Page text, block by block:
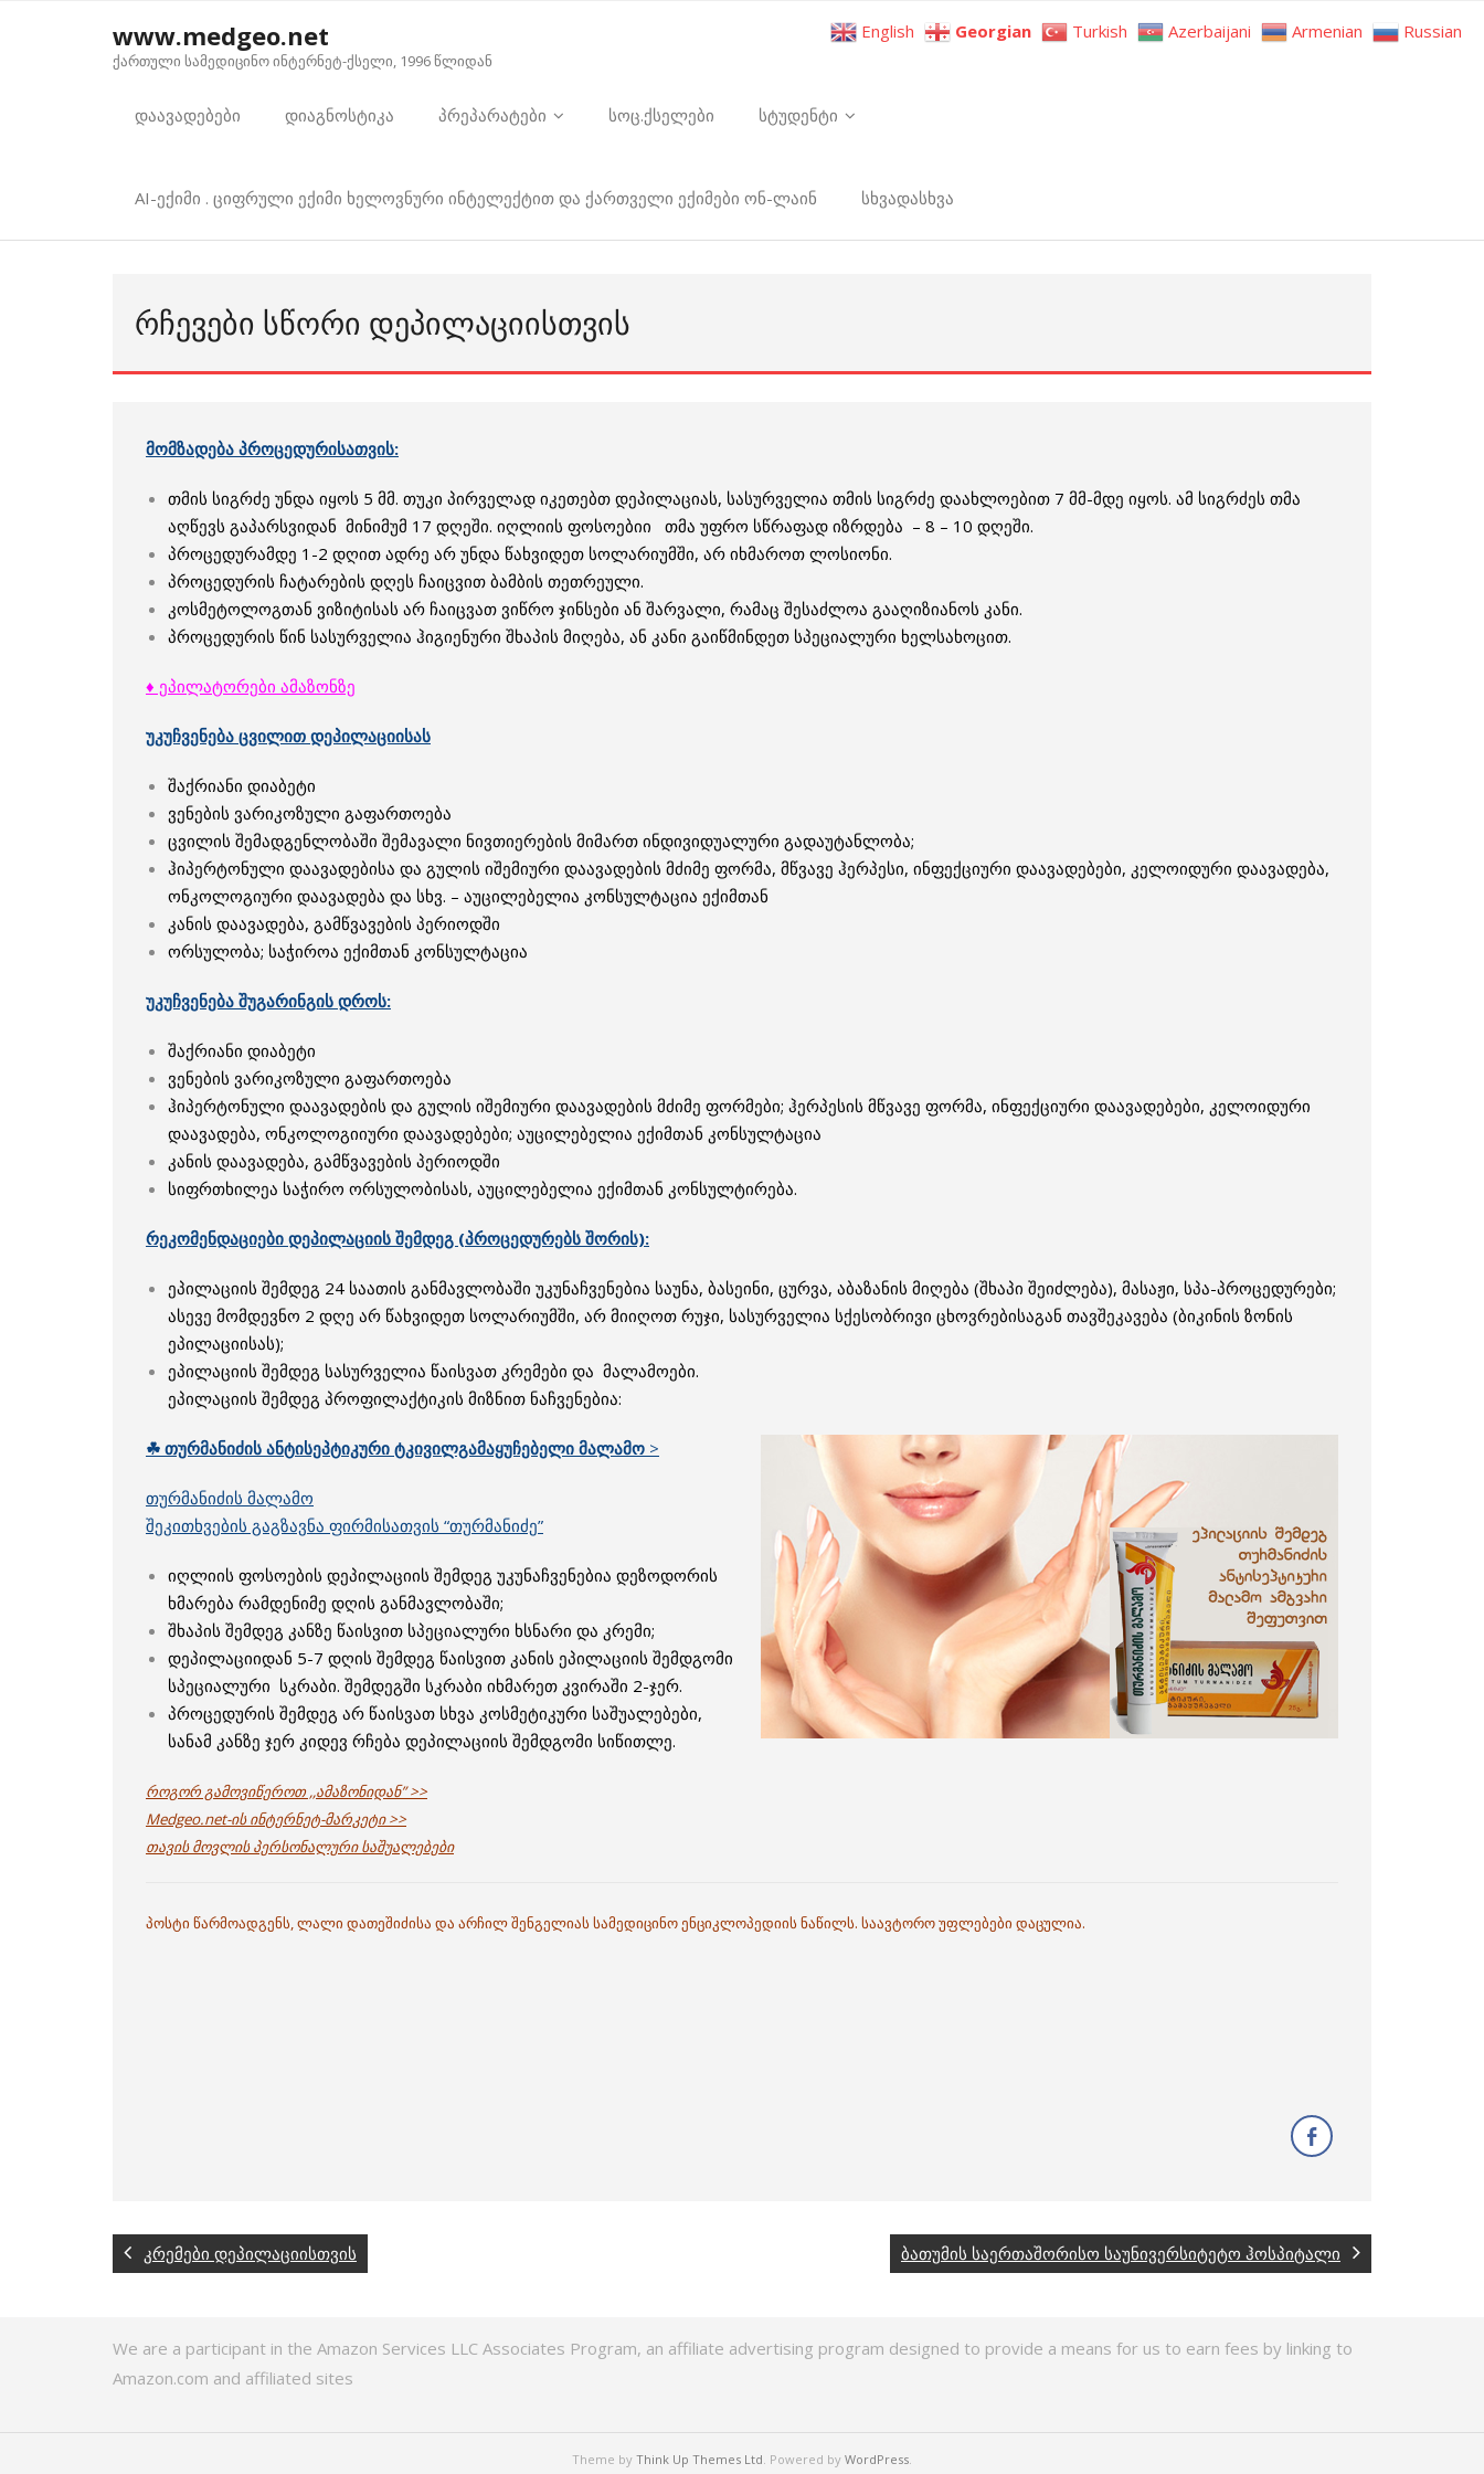
www.medgeo.net
ქართული სამედიცინო ინტერნეტ-ქსელი, 1996 წლიდან
დაავადებები დიაგნოსტიკა პრეპარატები სოც.ქსელები სტუდენტი
AI-ექიმი . ციფრული ექიმი ხელოვნური ინტელექტით და ქართველი ექიმები ონ-ლაინ სხვადასხვა
ᲠᲩᲔᲕᲔᲑᲘ ᲡᲬᲝᲠᲘ ᲓᲔᲞᲘᲚᲐᲪᲘᲘᲡᲗᲕᲘᲡ
მომზადება პროცედურისათვის:
თმის სიგრძე უნდა იყოს 5 მმ. თუკი პირველად იკეთებთ დეპილაციას, სასურველია თმის სიგრძე დაახლოებით 7 მმ-მდე იყოს. ამ სიგრძეს თმა
აღწევს გაპარსვიდან მინიმუმ 17 დღეში. იღლიის ფოსოებიი თმა უფრო სწრაფად იზრდება – 8 – 10 დღეში.
პროცედურამდე 1-2 დღით ადრე არ უნდა წახვიდეთ სოლარიუმში, არ იხმაროთ ლოსიონი.
პროცედურის ჩატარების დღეს ჩაიცვით ბამბის თეთრეული.
კოსმეტოლოგთან ვიზიტისას არ ჩაიცვათ ვიწრო ჯინსები ან შარვალი, რამაც შესაძლოა გააღიზიანოს კანი.
პროცედურის წინ სასურველია ჰიგიენური შხაპის მიღება, ან კანი გაიწმინდეთ სპეციალური ხელსახოცით.
♦ ეპილატორები ამაზონზე
უკუჩვენება ცვილით დეპილაციისას
შაქრიანი დიაბეტი
ვენების ვარიკოზული გაფართოება
ცვილის შემადგენლობაში შემავალი ნივთიერების მიმართ ინდივიდუალური გადაუტანლობა;
ჰიპერტონული დაავადებისა და გულის იშემიური დაავადების მძიმე ფორმა, მწვავე ჰერპესი, ინფექციური დაავადებები, კელოიდური დაავადება,
ონკოლოგიური დაავადება და სხვ. – აუცილებელია კონსულტაცია ექიმთან
კანის დაავადება, გამწვავების პერიოდში
ორსულობა; საჭიროა ექიმთან კონსულტაცია
უკუჩვენება შუგარინგის დროს:
შაქრიანი დიაბეტი
ვენების ვარიკოზული გაფართოება
ჰიპერტონული დაავადების და გულის იშემიური დაავადების მძიმე ფორმები; ჰერპესის მწვავე ფორმა, ინფექციური დაავადებები, კელოიდური
დაავადება, ონკოლოგიიური დაავადებები; აუცილებელია ექიმთან კონსულტაცია
კანის დაავადება, გამწვავების პერიოდში
სიფრთხილეა საჭირო ორსულობისას, აუცილებელია ექიმთან კონსულტირება.
რეკომენდაციები დეპილაციის შემდეგ (პროცედურებს შორის):
ეპილაციის შემდეგ 24 საათის განმავლობაში უკუნაჩვენებია საუნა, ბასეინი, ცურვა, აბაზანის მიღება (შხაპი შეიძლება), მასაჟი, სპა-პროცედურები;
ასევე მომდევნო 2 დღე არ წახვიდეთ სოლარიუმში, არ მიიღოთ რუჯი, სასურველია სქესობრივი ცხოვრებისაგან თავშეკავება (ბიკინის ზონის
ეპილაციისას);
ეპილაციის შემდეგ სასურველია წაისვათ კრემები და მალამოები.
ეპილაციის შემდეგ პროფილაქტიკის მიზნით ნაჩვენებია:
☘ თურმანიძის ანტისეპტიკური ტკივილგამაყუჩებელი მალამო >
თურმანიძის მალამო
შეკითხვების გაგზავნა ფირმისათვის “თურმანიძე”
იღლიის ფოსოების დეპილაციის შემდეგ უკუნაჩვენებია დეზოდორის
ხმარება რამდენიმე დღის განმავლობაში;
შხაპის შემდეგ კანზე წაისვით სპეციალური ხსნარი და კრემი;
დეპილაციიდან 5-7 დღის შემდეგ წაისვით კანის ეპილაციის შემდგომი
სპეციალური სკრაბი. შემდეგში სკრაბი იხმარეთ კვირაში 2-ჯერ.
პროცედურის შემდეგ არ წაისვათ სხვა კოსმეტიკური საშუალებები,
სანამ კანზე ჯერ კიდევ რჩება დეპილაციის შემდგომი სიწითლე.
როგორ გამოვიწეროთ ,,ამაზონიდან” >>
Medgeo.net-ის ინტერნეტ-მარკეტი >>
თავის მოვლის პერსონალური საშუალებები
პოსტი წარმოადგენს, ლალი დათეშიძისა და არჩილ შენგელიას სამედიცინო ენციკლოპედიის ნაწილს. საავტორო უფლებები დაცულია.
კრემები დეპილაციისთვის ბათუმის საერთაშორისო საუნივერსიტეტო ჰოსპიტალი
We are a participant in the Amazon Services LLC Associates Program, an affiliate advertising program designed to provide a means for us to earn fees by linking to
Amazon.com and affiliated sites
Theme by Think Up Themes Ltd . Powered by WordPress
English Georgian Turkish Azerbaijani Armenian Russian